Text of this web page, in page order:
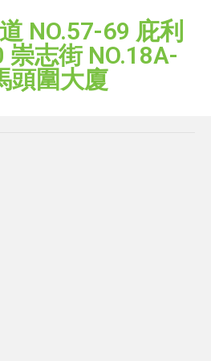
NO.57-69 庇利
崇志街 NO.18A-
頭圍大廈